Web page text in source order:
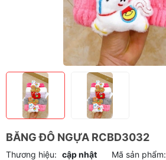
BĂNG ĐÔ NGỰA RCBD3032
Thương hiệu: cập nhật Mã sản phẩm: